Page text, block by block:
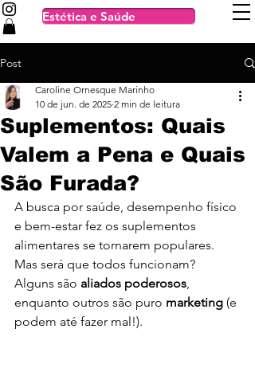
Estética e Saúde
Post
Suplementos: Quais
Valem a Pena e Quais
São Furada?
Caroline Ornesque Marinho
10 de jun. de 2025 2 min de leitura
A busca por saúde, desempenho físico
e bem-estar fez os suplementos
alimentares se tornarem populares.
Mas será que todos funcionam?
Alguns são aliados poderosos,
enquanto outros são puro marketing (e
podem até fazer mal!).